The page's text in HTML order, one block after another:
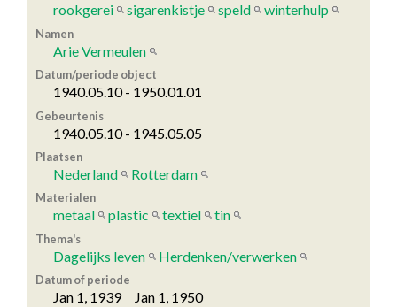
rookgerei
sigarenkistje speld winterhulp
Namen
Arie Vermeulen
Datum/periode object
1940.05.10 - 1950.01.01
Gebeurtenis
1940.05.10 - 1945.05.05
Plaatsen
Nederland Rotterdam
Materialen
metaal plastic textiel tin
Thema's
Dagelijks leven Herdenken/verwerken
Datum of periode
Jan 1, 1939 Jan 1, 1950